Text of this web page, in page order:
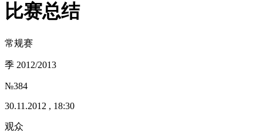
比赛总结
常规赛
季 2012/2013
№384
30.11.2012 , 18:30
观众